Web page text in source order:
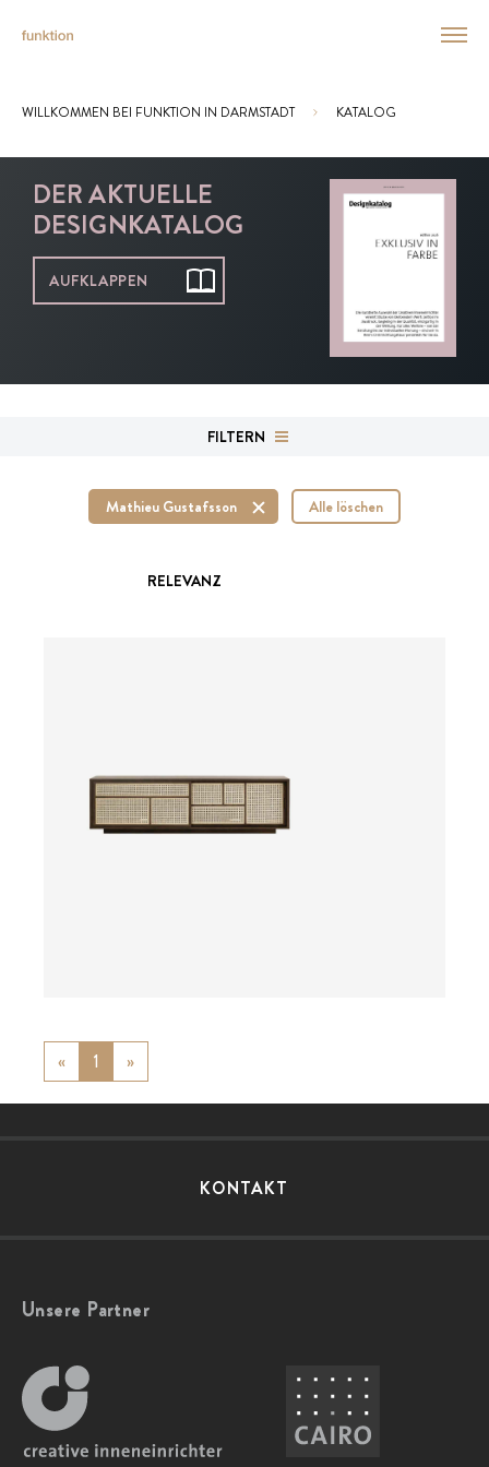
Sie sind hier:
WILLKOMMEN BEI FUNKTION IN DARMSTADT KATALOG
DER AKTUELLE
DESIGNKATALOG
AUFKLAPPEN
FILTERN
Mathieu Gustafsson Alle löschen
RELEVANZ
« Previous
1 »
KONTAKT
Unsere Partner